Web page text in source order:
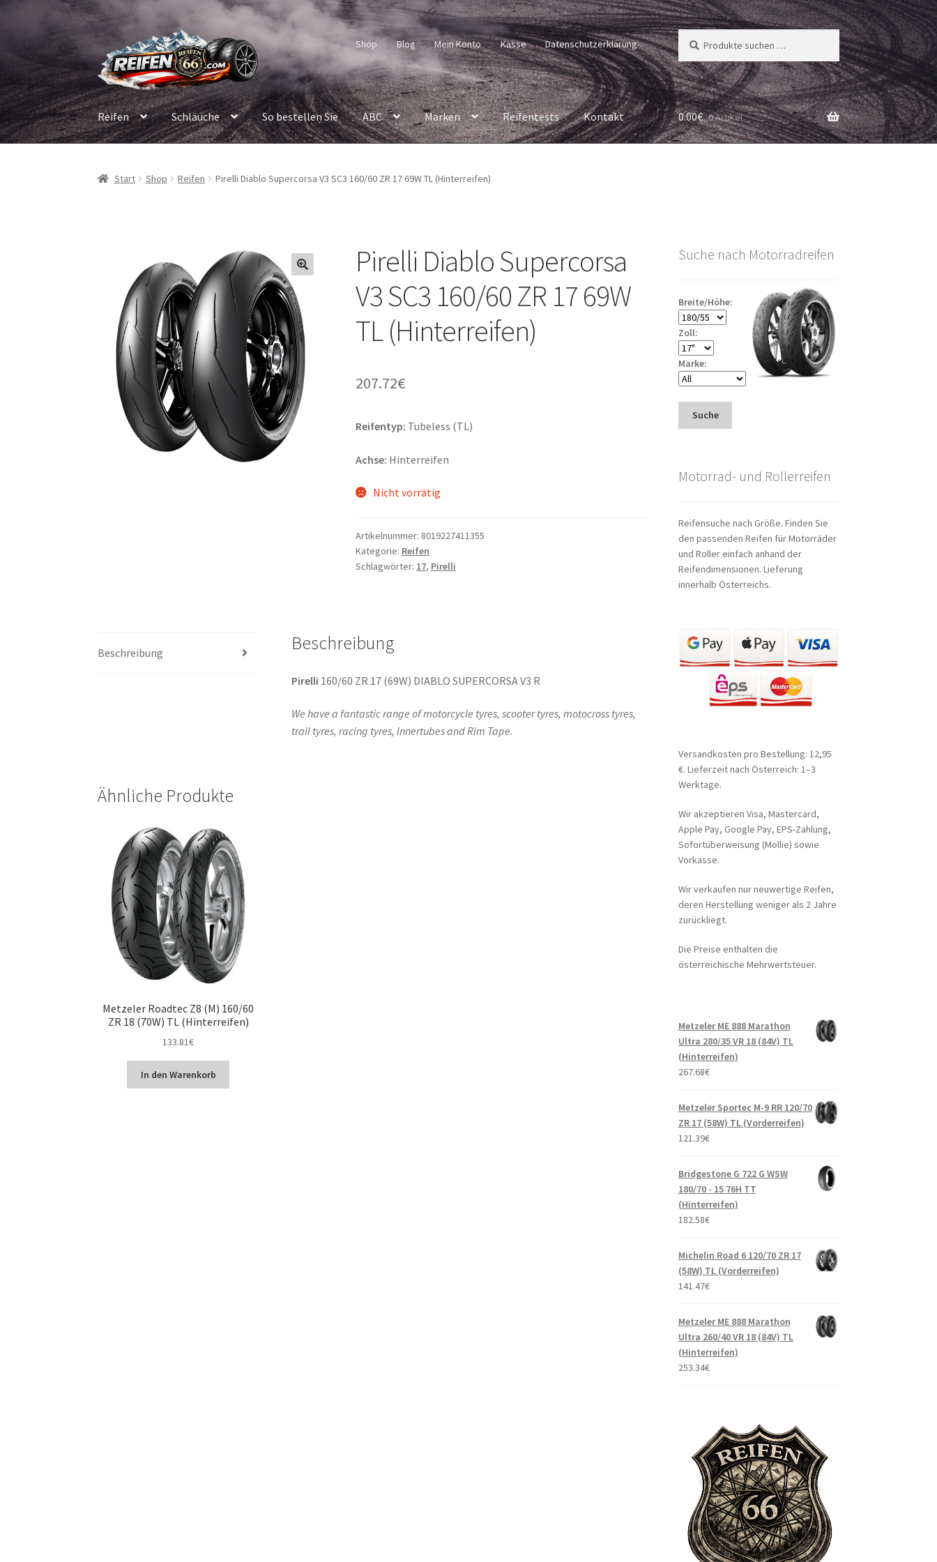
Navigation
springen
Inhalt
springen
Shop Blog Mein Konto Kasse Datenschutzerklärung
Suchen
nach:
Suchen
Reifen Schläuche So bestellen Sie ABC Marken Reifentests Kontakt 0.00€ 0 Artikel
Start Shop Reifen Pirelli Diablo Supercorsa V3 SC3 160/60 ZR 17 69W TL (Hinterreifen)
Pirelli Diablo Supercorsa
V3 SC3 160/60 ZR 17 69W
TL (Hinterreifen)
207.72€
Reifentyp: Tubeless (TL)
Achse: Hinterreifen
Nicht vorrätig
Artikelnummer: 8019227411355
Kategorie: Reifen
Schlagwörter: 17, Pirelli
Beschreibung Beschreibung
Pirelli 160/60 ZR 17 (69W) DIABLO SUPERCORSA V3 R
We have a fantastic range of motorcycle tyres, scooter tyres, motocross tyres,
trail tyres, racing tyres, Innertubes and Rim Tape.
Ähnliche Produkte
Metzeler Roadtec Z8 (M) 160/60
ZR 18 (70W) TL (Hinterreifen)
133.81€
In den Warenkorb
Suche nach Motorradreifen
Breite/Höhe:
Zoll:
Marke:
Suche
Motorrad- und Rollerreifen
Reifensuche nach Größe. Finden Sie
den passenden Reifen für Motorräder
und Roller einfach anhand der
Reifendimensionen. Lieferung
innerhalb Österreichs.
Versandkosten pro Bestellung: 12,95
€. Lieferzeit nach Österreich: 1–3
Werktage.
Wir akzeptieren Visa, Mastercard,
Apple Pay, Google Pay, EPS-Zahlung,
Sofortüberweisung (Mollie) sowie
Vorkasse.
Wir verkaufen nur neuwertige Reifen,
deren Herstellung weniger als 2 Jahre
zurückliegt.
Die Preise enthalten die
österreichische Mehrwertsteuer.
Metzeler ME 888 Marathon
Ultra 280/35 VR 18 (84V) TL
(Hinterreifen)
267.68€
Metzeler Sportec M-9 RR 120/70
ZR 17 (58W) TL (Vorderreifen)
121.39€
Bridgestone G 722 G WSW
180/70 - 15 76H TT
(Hinterreifen)
182.58€
Michelin Road 6 120/70 ZR 17
(58W) TL (Vorderreifen)
141.47€
Metzeler ME 888 Marathon
Ultra 260/40 VR 18 (84V) TL
(Hinterreifen)
253.34€